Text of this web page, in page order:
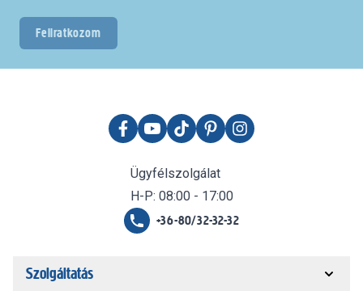
Feliratkozom
Ügyfélszolgálat
H-P: 08:00 - 17:00
+36-80/32-32-32
Szolgáltatás